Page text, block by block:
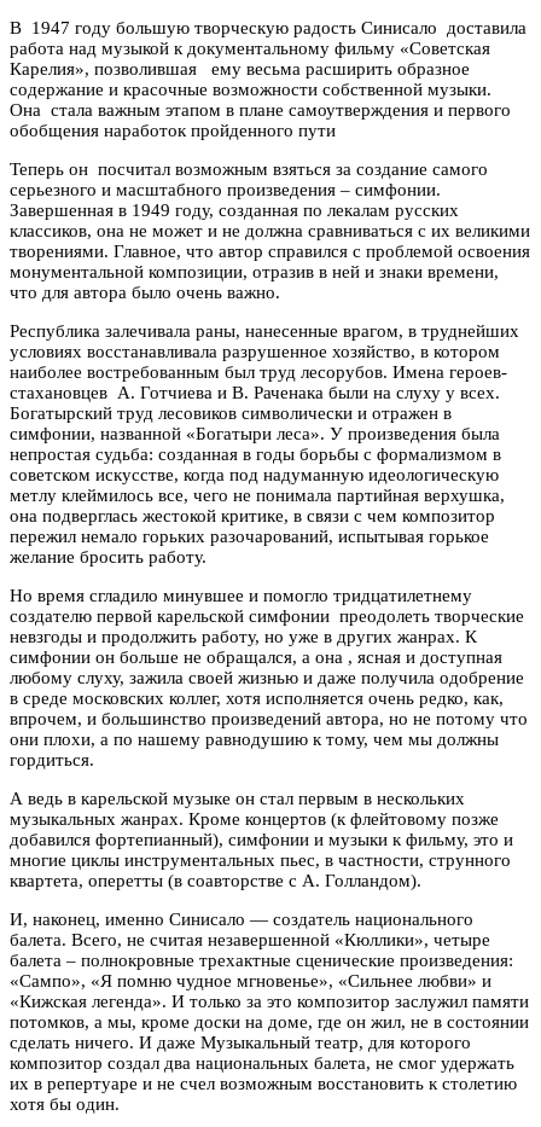
В 1947 году большую творческую радость Синисало доставила
работа над музыкой к документальному фильму «Советская
Карелия», позволившая ему весьма расширить образное
содержание и красочные возможности собственной музыки.
Она стала важным этапом в плане самоутверждения и первого
обобщения наработок пройденного пути
Теперь он посчитал возможным взяться за создание самого
серьезного и масштабного произведения – симфонии.
Завершенная в 1949 году, созданная по лекалам русских
классиков, она не может и не должна сравниваться с их великими
творениями. Главное, что автор справился с проблемой освоения
монументальной композиции, отразив в ней и знаки времени,
что для автора было очень важно.
Республика залечивала раны, нанесенные врагом, в труднейших
условиях восстанавливала разрушенное хозяйство, в котором
наиболее востребованным был труд лесорубов. Имена героев-
стахановцев А. Готчиева и В. Раченака были на слуху у всех.
Богатырский труд лесовиков символически и отражен в
симфонии, названной «Богатыри леса». У произведения была
непростая судьба: созданная в годы борьбы с формализмом в
советском искусстве, когда под надуманную идеологическую
метлу клеймилось все, чего не понимала партийная верхушка,
она подверглась жестокой критике, в связи с чем композитор
пережил немало горьких разочарований, испытывая горькое
желание бросить работу.
Но время сгладило минувшее и помогло тридцатилетнему
создателю первой карельской симфонии преодолеть творческие
невзгоды и продолжить работу, но уже в других жанрах. К
симфонии он больше не обращался, а она , ясная и доступная
любому слуху, зажила своей жизнью и даже получила одобрение
в среде московских коллег, хотя исполняется очень редко, как,
впрочем, и большинство произведений автора, но не потому что
они плохи, а по нашему равнодушию к тому, чем мы должны
гордиться.
А ведь в карельской музыке он стал первым в нескольких
музыкальных жанрах. Кроме концертов (к флейтовому позже
добавился фортепианный), симфонии и музыки к фильму, это и
многие циклы инструментальных пьес, в частности, струнного
квартета, оперетты (в соавторстве с А. Голландом).
И, наконец, именно Синисало — создатель национального
балета. Всего, не считая незавершенной «Кюллики», четыре
балета – полнокровные трехактные сценические произведения:
«Сампо», «Я помню чудное мгновенье», «Сильнее любви» и
«Кижская легенда». И только за это композитор заслужил памяти
потомков, а мы, кроме доски на доме, где он жил, не в состоянии
сделать ничего. И даже Музыкальный театр, для которого
композитор создал два национальных балета, не смог удержать
их в репертуаре и не счел возможным восстановить к столетию
хотя бы один.